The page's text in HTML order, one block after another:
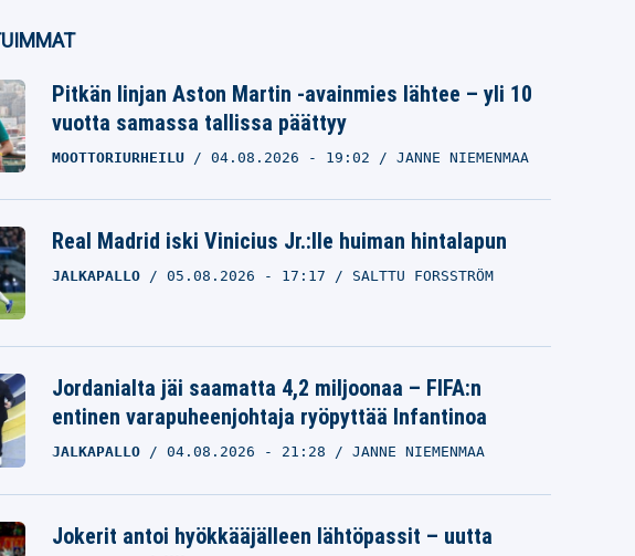
Pitkän linjan Aston Martin -avainmies lähtee – yli 10
vuotta samassa tallissa päättyy
MOOTTORIURHEILU 04.08.2026 - 19:02 JANNE NIEMENMAA
Real Madrid iski Vinicius Jr.:lle huiman hintalapun
JALKAPALLO 05.08.2026 - 17:17 SALTTU FORSSTRÖM
Jordanialta jäi saamatta 4,2 miljoonaa – FIFA:n
entinen varapuheenjohtaja ryöpyttää Infantinoa
JALKAPALLO 04.08.2026 - 21:28 JANNE NIEMENMAA
Jokerit antoi hyökkääjälleen lähtöpassit – uutta